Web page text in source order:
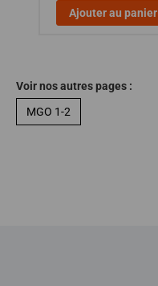
Ajouter au panier
Voir nos autres pages :
MGO 1-2